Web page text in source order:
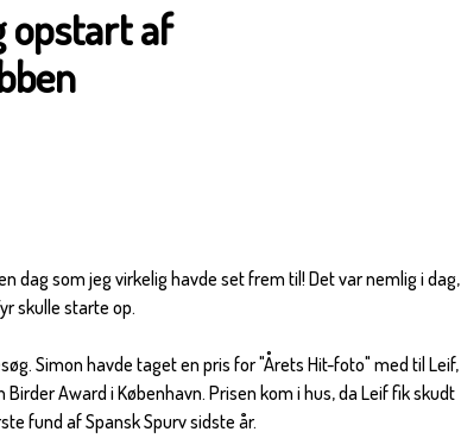
opstart af
dag som jeg virkelig havde set frem til! Det var nemlig i dag,
skulle starte op.
Simon havde taget en pris for "Årets Hit-foto" med til Leif,
Award i København. Prisen kom i hus, da Leif fik skudt
fund af Spansk Spurv sidste år.